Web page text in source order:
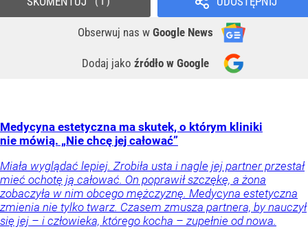
Obserwuj nas w Google News
Dodaj jako źródło w Google
Medycyna estetyczna ma skutek, o którym kliniki
nie mówią. „Nie chcę jej całować”
Miała wyglądać lepiej. Zrobiła usta i nagle jej partner przestał
mieć ochotę ją całować. On poprawił szczękę, a żona
zobaczyła w nim obcego mężczyznę. Medycyna estetyczna
zmienia nie tylko twarz. Czasem zmusza partnera, by nauczył
się jej – i człowieka, którego kocha – zupełnie od nowa.